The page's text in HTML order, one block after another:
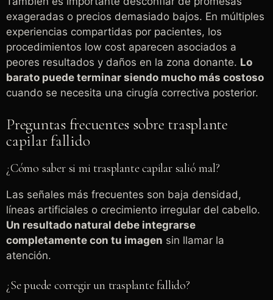
exageradas o precios demasiado bajos. En múltiples
experiencias compartidas por pacientes, los
procedimientos low cost aparecen asociados a
peores resultados y daños en la zona donante. Lo
barato puede terminar siendo mucho más costoso
cuando se necesita una cirugía correctiva posterior.
Preguntas frecuentes sobre trasplante
capilar fallido
¿Cómo saber si mi trasplante capilar salió mal?
Las señales más frecuentes son baja densidad,
líneas artificiales o crecimiento irregular del cabello.
Un resultado natural debe integrarse
completamente con tu imagen sin llamar la
atención.
¿Se puede corregir un trasplante fallido?